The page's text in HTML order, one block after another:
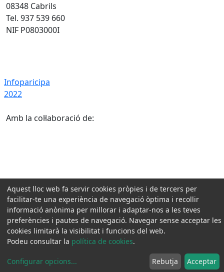
08348 Cabrils
Tel. 937 539 660
NIF P0803000I
Infoparicipa
2022
Amb la col·laboració de:
Aquest lloc web fa servir cookies pròpies i de tercers per
facilitar-te una experiència de navegació òptima i recollir
informació anònima per millorar i adaptar-nos a les teves
preferències i pautes de navegació. Navegar sense acceptar les
cookies limitarà la visibilitat i funcions del web.
Podeu consultar la política de cookies.
Configurar opcions... Rebutja Acceptar